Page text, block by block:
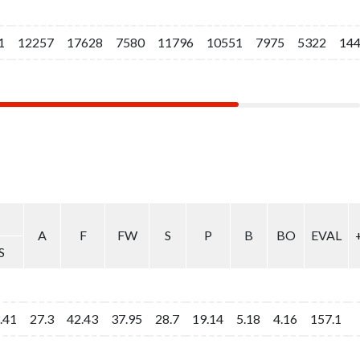
12257 17628 7580 11796 10551 7975 5322
12257 17628 7580 11796 10551 7975 5322
A
F FW S P B BO EVAL
27.3 42.43 37.95 28.7 19.14 5.18 4.16 157.1
A
F FW S P B BO EVAL
27.3 42.43 37.95 28.7 19.14 5.18 4.16 157.1